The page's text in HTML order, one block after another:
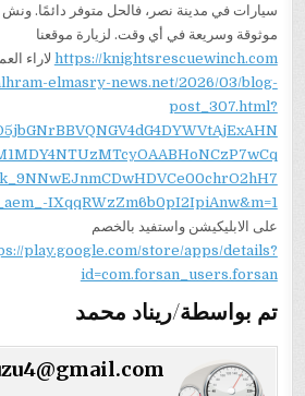
سيارات في مدينة نصر، فالحل متوفر دائمًا.
موثوقة وسريعة في أي وقت. لزيارة موقعنا
https://knightsrescuewinch.com لاراء
elmasry-news.net/2026/03/blog-
post_307.html?
IXqqRWzZm6b0pI2IpiAnw&m=1
على الابليكيشن واستفيد بالخصم
play.google.com/store/apps/details?
id=com.forsan_users.forsan
تم بواسطة/ريناد محمد